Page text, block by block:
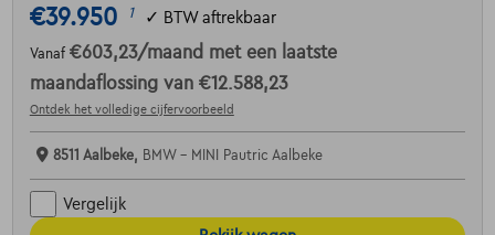
€39.950 1 ✓ BTW aftrekbaar
Vanaf €603,23/maand met een laatste
maandaflossing van €12.588,23
Ontdek het volledige cijfervoorbeeld
8511 Aalbeke, BMW - MINI Pautric Aalbeke
Vergelijk